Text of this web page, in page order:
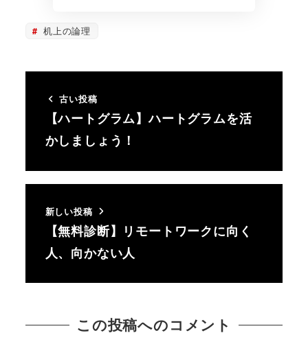
机上の論理
古い投稿
【ハートグラム】ハートグラムを活
かしましょう！
新しい投稿
【無料診断】リモートワークに向く
人、向かない人
この投稿へのコメント